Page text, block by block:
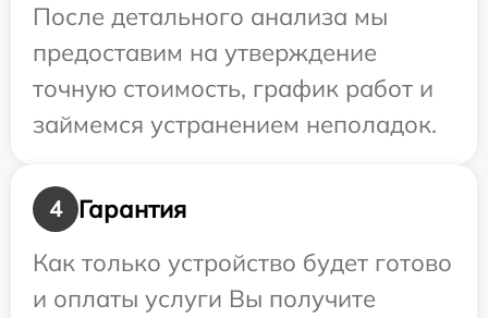
После детального анализа мы
предоставим на утверждение
точную стоимость, график работ и
займемся устранением неполадок.
4
Гарантия
Как только устройство будет готово
и оплаты услуги Вы получите